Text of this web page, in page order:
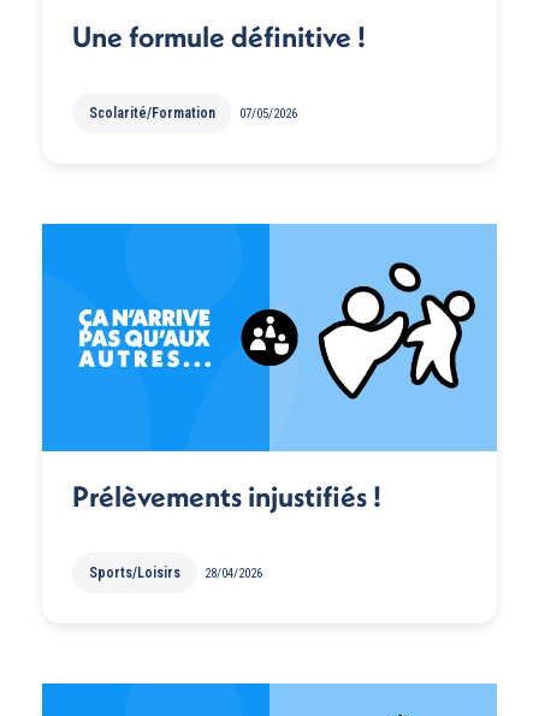
Une formule définitive !
Scolarité/Formation 07/05/2026
Prélèvements injustifiés !
Sports/Loisirs 28/04/2026